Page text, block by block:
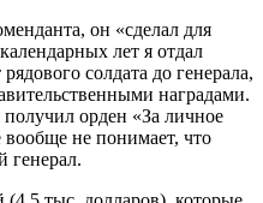
он «сделал для
лет я отдал
солдата до генерала,
наградами.
орден «За личное
не понимает, что
генерал.